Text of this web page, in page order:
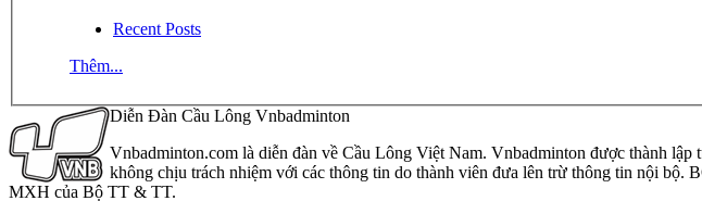
Recent Posts
Thêm...
Diễn Đàn Cầu Lông Vnbadminton
Vnbadminton.com là diễn đàn về Cầu Lông Việt Nam. Vnbadminton được thành
không chịu trách nhiệm với các thông tin do thành viên đưa lên trừ thông tin nội bộ.
MXH của Bộ TT & TT.